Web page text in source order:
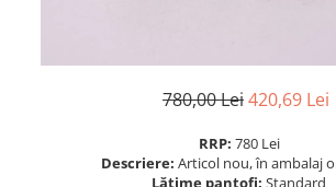
780,00 Lei420,69 Lei
RRP: 780 Lei
Descriere: Articol nou, în ambalaj
Lățime pantofi: Standard